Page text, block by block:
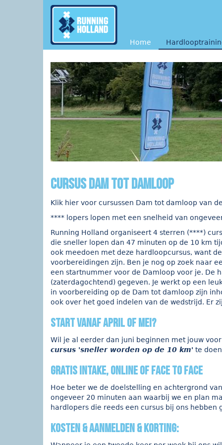
Overslaan en naar de inhoud gaan Home
cursus Dam tot damloop
Klik hier voor cursussen Dam tot damloop van
**** lopers lopen met een snelheid van
Running Holland organiseert 4 sterren (****)
die sneller lopen dan 47 minuten op de 10 km
ook meedoen met deze hardloopcursus, want
voorbereidingen zijn. Ben je nog op zoek naar
een startnummer voor de Damloop voor je. De
(zaterdagochtend) gegeven. Je werkt op een
in voorbereiding op de Dam tot damloop zijn
ook over het goed indelen van de wedstrijd. Er
start vanaf april of mei?
Wil je al eerder dan juni beginnen met jouw
cursus 'sneller worden op de 10 km' te
gratis intake, online of face to face
Hoe beter we de doelstelling en achtergrond
ongeveer 20 minuten aan waarbij we en plan
hardlopers die reeds een cursus bij ons hebben
kosten & aanmelden & korting: